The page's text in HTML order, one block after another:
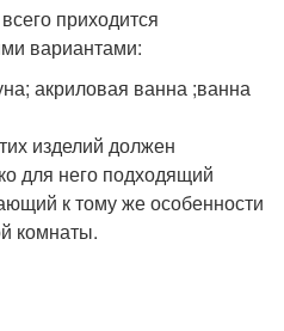
приходится
вариантами:
акриловая ванна ;ванна
изделий должен
для него подходящий
к тому же особенности
комнаты.